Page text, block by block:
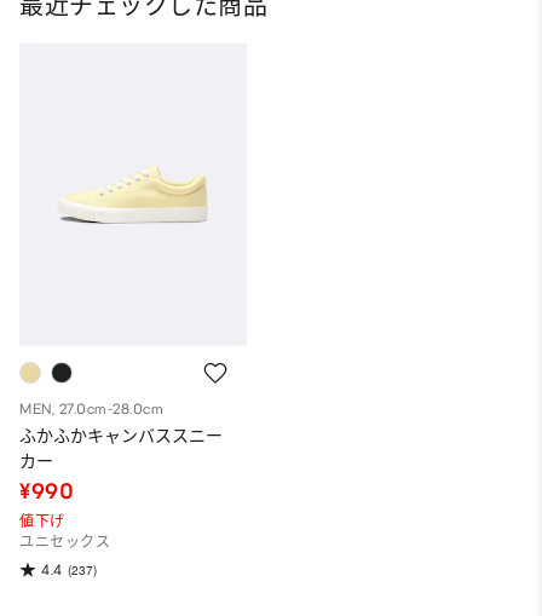
最近チェックした商品
MEN, 27.0cm-28.0cm
ふかふかキャンバススニー
カー
¥990
値下げ
ユニセックス
4.4 (237)